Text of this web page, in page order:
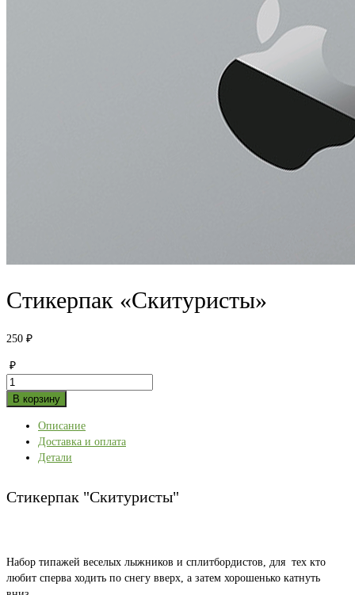
Стикерпак «Скитуристы»
250 ₽
₽
Количество
товара
"Скитуристы"
В корзину
Описание
Доставка и оплата
Детали
Стикерпак "Скитуристы"
Набор типажей веселых лыжников и сплитбордистов, для тех кто
любит сперва ходить по снегу вверх, а затем хорошенько катнуть